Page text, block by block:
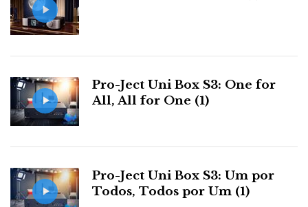
O MT-10 não será o gira-discos dos meus sonhos, mas
a coerência estética da marca é inegável. Os genes do
NUFORCE
Pro-Ject Uni Box S3: One for
All, All for One (1)
Pro-Ject Uni Box S3: Um por
Todos, Todos por Um (1)